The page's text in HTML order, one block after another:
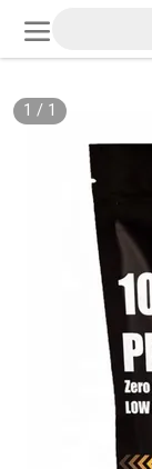
1
/
1